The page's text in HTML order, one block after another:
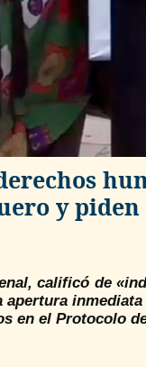
y
calificó de
apertura
en el Protocolo